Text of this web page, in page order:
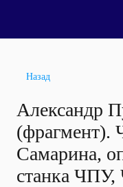
Назад
Александр
(фрагмент).
Самарина,
станка ЧПУ,